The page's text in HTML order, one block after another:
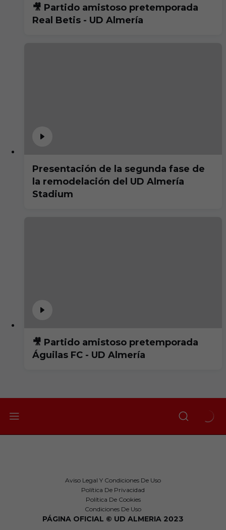
🎥 Partido amistoso pretemporada
Real Betis - UD Almería
Presentación de la segunda fase de
la remodelación del UD Almería
Stadium
🎥 Partido amistoso pretemporada
Águilas FC - UD Almería
Aviso Legal Y Condiciones De Uso
Política De Privacidad
Política De Cookies
Condiciones De Uso
PÁGINA OFICIAL © UD ALMERIA 2023